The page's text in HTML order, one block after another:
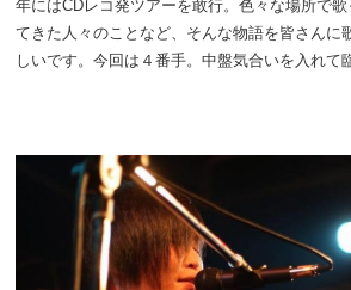
年にはCDレコ発ツアーを敢行。色々な場所で
てきた人々のことなど、そんな物語を皆さんに
しいです。今回は４番手。中盤気合いを入れて